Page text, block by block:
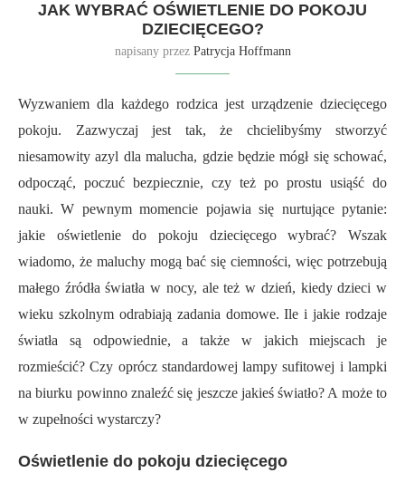
JAK WYBRAĆ OŚWIETLENIE DO POKOJU
DZIECIĘCEGO?
napisany przez Patrycja Hoffmann
Wyzwaniem dla każdego rodzica jest urządzenie dziecięcego
pokoju. Zazwyczaj jest tak, że chcielibyśmy stworzyć
niesamowity azyl dla malucha, gdzie będzie mógł się schować,
odpocząć, poczuć bezpiecznie, czy też po prostu usiąść do
nauki. W pewnym momencie pojawia się nurtujące pytanie:
jakie oświetlenie do pokoju dziecięcego wybrać? Wszak
wiadomo, że maluchy mogą bać się ciemności, więc potrzebują
małego źródła światła w nocy, ale też w dzień, kiedy dzieci w
wieku szkolnym odrabiają zadania domowe. Ile i jakie rodzaje
światła są odpowiednie, a także w jakich miejscach je
rozmieścić? Czy oprócz standardowej lampy sufitowej i lampki
na biurku powinno znaleźć się jeszcze jakieś światło? A może to
w zupełności wystarczy?
Oświetlenie do pokoju dziecięcego